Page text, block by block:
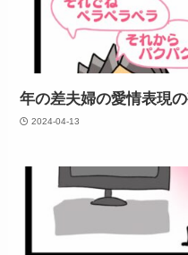
年の差夫婦の愛情表現
2024-04-13